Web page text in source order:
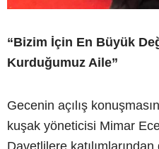
“Bizim İçin En Büyük
Kurduğumuz Aile”
Gecenin açılış
kuşak yöneticisi Mimar
Davetlilere